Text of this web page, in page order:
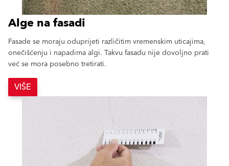
Alge na fasadi
Fasade se moraju oduprijeti različitim vremenskim uticajima,
onečišćenju i napadima algi. Takvu fasadu nije dovoljno prati
već se mora posebno tretirati.
VIŠE